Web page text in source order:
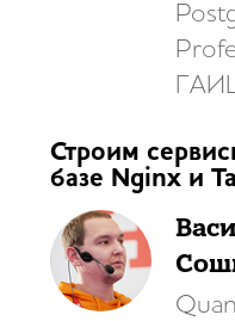
Строим
базе Nginx и